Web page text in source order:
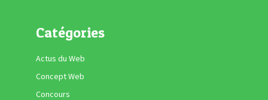
Catégories
Actus du Web
Concept Web
Concours